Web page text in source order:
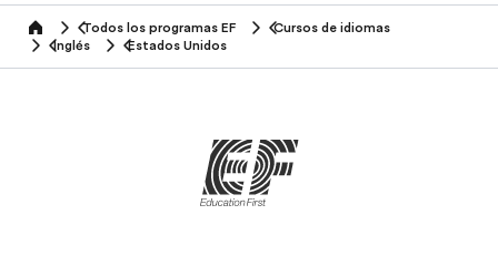
home Todos los programas EF
Cursos de idiomas
Inglés
Estados Unidos